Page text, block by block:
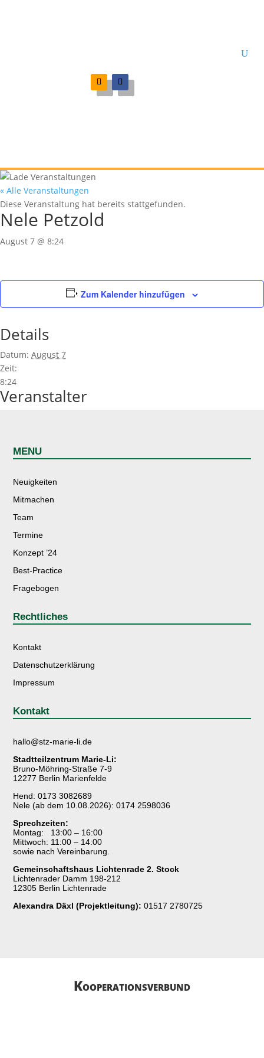
« Alle Veranstaltungen
Diese Veranstaltung hat bereits stattgefunden.
Nele Petzold
August 7 @ 8:24
Zum Kalender hinzufügen
Details
Datum: August 7
Zeit:
8:24
Veranstalter
MENU
Neuigkeiten
Mitmachen
Team
Termine
Konzept ’24
Best-Practice
Fragebogen
Rechtliches
Kontakt
Datenschutzerklärung
Impressum
Kontakt
hallo@stz-marie-li.de
Stadtteilzentrum Marie-Li:
Bruno-Möhring-Straße 7-9
12277 Berlin Marienfelde
Hend: 0173 3082689
Nele (ab dem 10.08.2026): 0174 2598036
Sprechzeiten:
Montag: 13:00 – 16:00
Mittwoch: 11:00 – 14:00
sowie nach Vereinbarung.
Gemeinschaftshaus Lichtenrade 2. Stock
Lichtenrader Damm 198-212
12305 Berlin Lichtenrade
Alexandra Däxl (Projektleitung):01517 2780725
Kooperations­­verbund